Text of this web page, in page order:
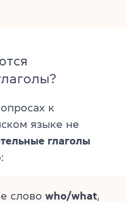
к
языке не
глаголы
слово who/what